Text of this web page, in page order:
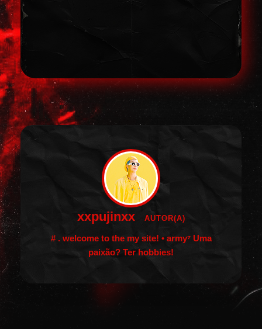
xxpujinxx AUTOR(A)
# . welcome to the my site! • army⁷Uma
paixão? Ter hobbies!